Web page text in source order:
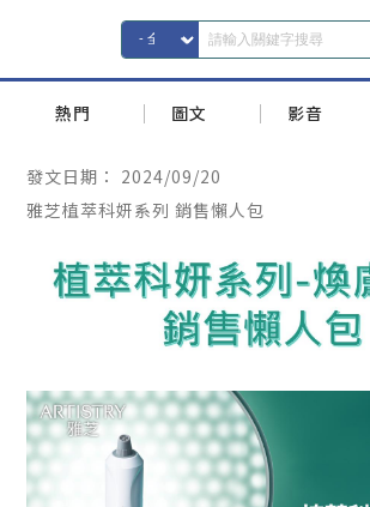
熱門 圖文 影音
發文日期： 2024/09/20
雅芝植萃科妍系列 銷售懶人包